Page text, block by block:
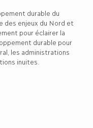
durable du
des enjeux du Nord et
pour éclairer la
durable pour
les administrations
inuites.